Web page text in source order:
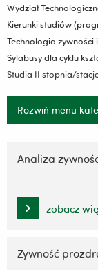
Wydział
Kierunki studiów
Technologia żywności
Sylabusy dla cyklu
Studia II stopnia/
Rozwiń menu
nawigację
treści
Analiza
zobacz
Żywność